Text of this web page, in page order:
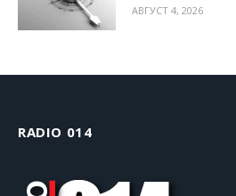
АВГУСТ 4, 2026
RADIO 014